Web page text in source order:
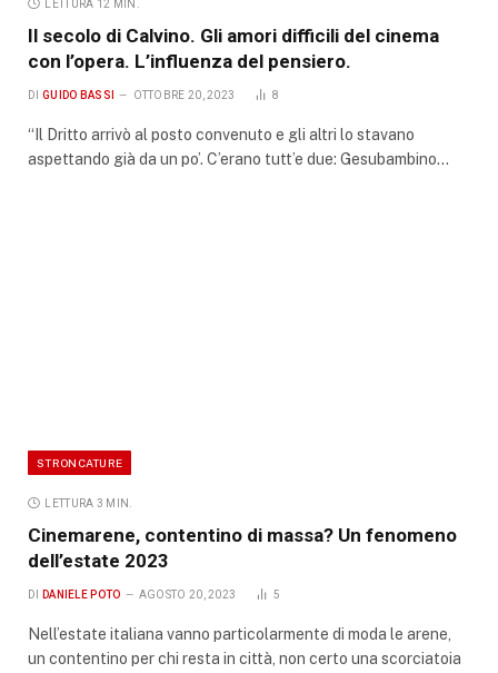
LETTURA 12 MIN.
Il secolo di Calvino. Gli amori difficili del cinema
con l’opera. L’influenza del pensiero.
DI GUIDO BASSI OTTOBRE 20, 2023 8
“Il Dritto arrivò al posto convenuto e gli altri lo stavano
aspettando già da un po’. C’erano tutt’e due: Gesubambino…
STRONCATURE
LETTURA 3 MIN.
Cinemarene, contentino di massa? Un fenomeno
dell’estate 2023
DI DANIELE POTO AGOSTO 20, 2023 5
Nell’estate italiana vanno particolarmente di moda le arene,
un contentino per chi resta in città, non certo una scorciatoia